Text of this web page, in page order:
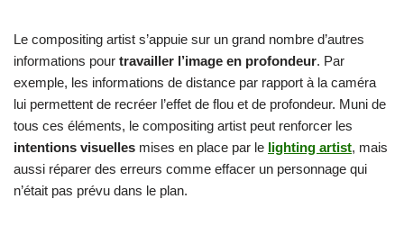
Le compositing artist s’appuie sur un grand nombre d’autres
informations pour travailler l’image en profondeur. Par
exemple, les informations de distance par rapport à la caméra
lui permettent de recréer l’effet de flou et de profondeur. Muni de
tous ces éléments, le compositing artist peut renforcer les
intentions visuelles mises en place par le lighting artist, mais
aussi réparer des erreurs comme effacer un personnage qui
n’était pas prévu dans le plan.